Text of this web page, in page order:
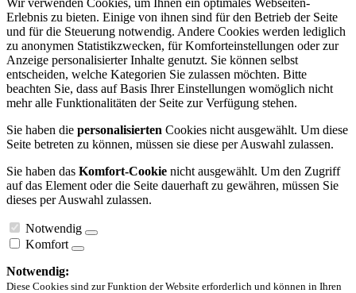
Erlebnis zu bieten. Einige von ihnen sind für den Betrieb der Seite
und für die Steuerung notwendig. Andere Cookies werden lediglich
zu anonymen Statistikzwecken, für Komforteinstellungen oder zur
Anzeige personalisierter Inhalte genutzt. Sie können selbst
entscheiden, welche Kategorien Sie zulassen möchten. Bitte
beachten Sie, dass auf Basis Ihrer Einstellungen womöglich nicht
mehr alle Funktionalitäten der Seite zur Verfügung stehen.
Sie haben die personalisierten Cookies nicht ausgewählt. Um diese
Seite betreten zu können, müssen sie diese per Auswahl zulassen.
Sie haben das Komfort-Cookie nicht ausgewählt. Um den Zugriff
auf das Element oder die Seite dauerhaft zu gewähren, müssen Sie
dieses per Auswahl zulassen.
Notwendig
Komfort
Notwendig:
Diese Cookies sind zur Funktion der Website erforderlich und können in Ihren